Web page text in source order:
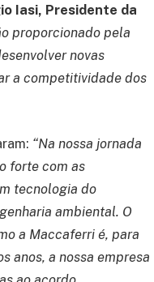
Iasi, Presidente da
proporcionado pela
novas
a competitividade dos
“Na nossa jornada
forte com as
tecnologia do
ambiental. O
a Maccaferri é, para
anos, a nossa empresa